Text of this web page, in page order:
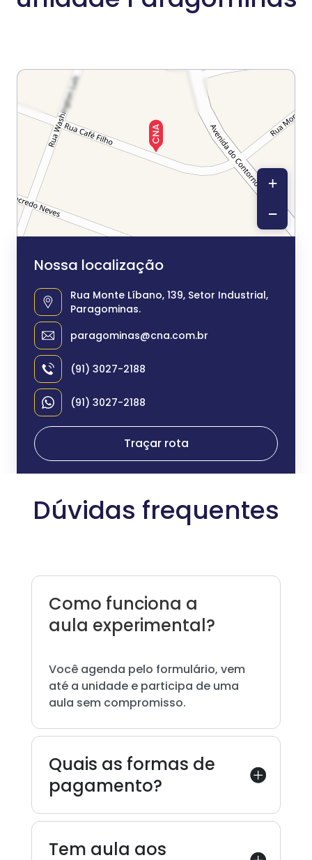
Nossa localização
Rua Monte Líbano, 139, Setor Industrial,
Paragominas.
paragominas@cna.com.br
(91) 3027-2188
(91) 3027-2188
Traçar rota
+
−
Dúvidas frequentes
Como funciona a
aula experimental?
Você agenda pelo formulário, vem
até a unidade e participa de uma
aula sem compromisso.
Quais as formas de
pagamento?
Tem aula aos